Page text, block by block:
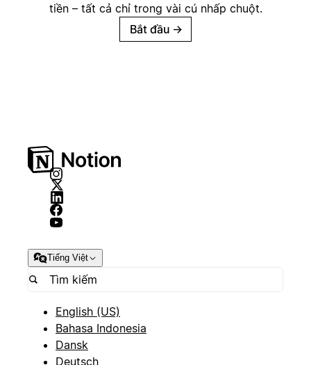
tiền – tất cả chỉ trong vài cú nhấp chuột.
Bắt đầu →
Tiếng Việt
English (US)
Bahasa Indonesia
Dansk
Deutsch